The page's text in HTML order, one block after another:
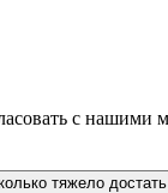
с
тяжело